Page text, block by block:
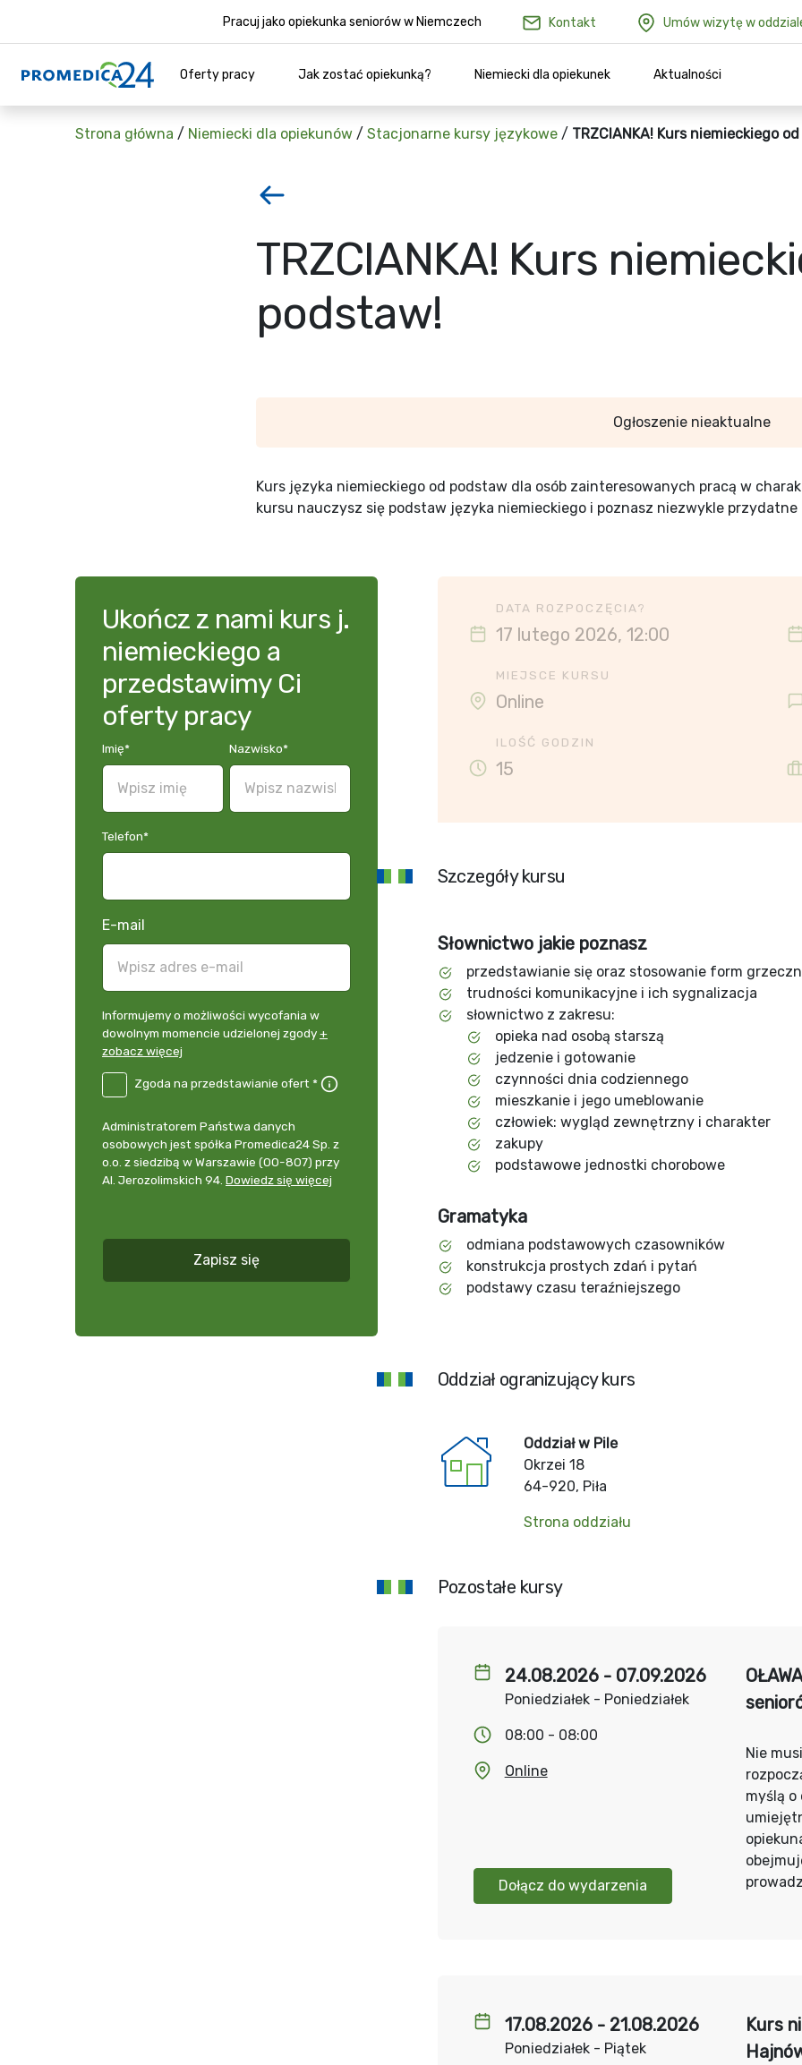
Pracuj jako opiekunka seniorów w Niemczech Kontakt Umów wizytę w
Oferty pracy Jak zostać opiekunką? Niemiecki dla opiekunek Aktualności
Strona główna / Niemiecki dla opiekunów / Stacjonarne kursy językowe / TRZCIANKA! Kurs niemieckiego
TRZCIANKA! Kurs
podstaw!
Ogłoszenie nieaktualne
Kurs języka niemieckiego od podstaw dla osób zainteresowanych pracą w
kursu nauczysz się podstaw języka niemieckiego i poznasz niezwykle
Ukończ z nami kurs j.
niemieckiego a
przedstawimy Ci
oferty pracy
Imię* Nazwisko*
Telefon*
E-mail
Informujemy
o
możliwości
momencie
udzielonej
zgody
+
Informujemy o możliwości wycofania w
dowolnym momencie udzielonej zgody+
zobacz więcej
DE
przedstawianie
Zgoda na przedstawianie ofert *
Administrator
danych
osobowych
Administratorem Państwa danych
osobowych jest spółka Promedica24 Sp. z
o.o. z siedzibą w Warszawie (00-807) przy
Al. Jerozolimskich 94. Dowiedz się więcej
Zapisz się
DATA ROZPOCZĘCIA?
17 lutego 2026, 12:00
MIEJSCE KURSU
Online
ILOŚĆ GODZIN
15
Szczegóły kursu
Słownictwo jakie poznasz
przedstawianie się oraz stosowanie form
trudności komunikacyjne i ich sygnalizacja
słownictwo z zakresu:
opieka nad osobą starszą
jedzenie i gotowanie
czynności dnia codziennego
mieszkanie i jego umeblowanie
człowiek: wygląd zewnętrzny i charakter
zakupy
podstawowe jednostki chorobowe
Gramatyka
odmiana podstawowych czasowników
konstrukcja prostych zdań i pytań
podstawy czasu teraźniejszego
Oddział ogranizujący kurs
Oddział w Pile
Okrzei 18
64-920, Piła
Strona oddziału
Pozostałe kursy
24.08.2026 - 07.09.2026
Poniedziałek - Poniedziałek
08:00 - 08:00
Online
Dołącz do wydarzenia
Nie
myślą
17.08.2026 - 21.08.2026
Poniedziałek - Piątek
Kurs